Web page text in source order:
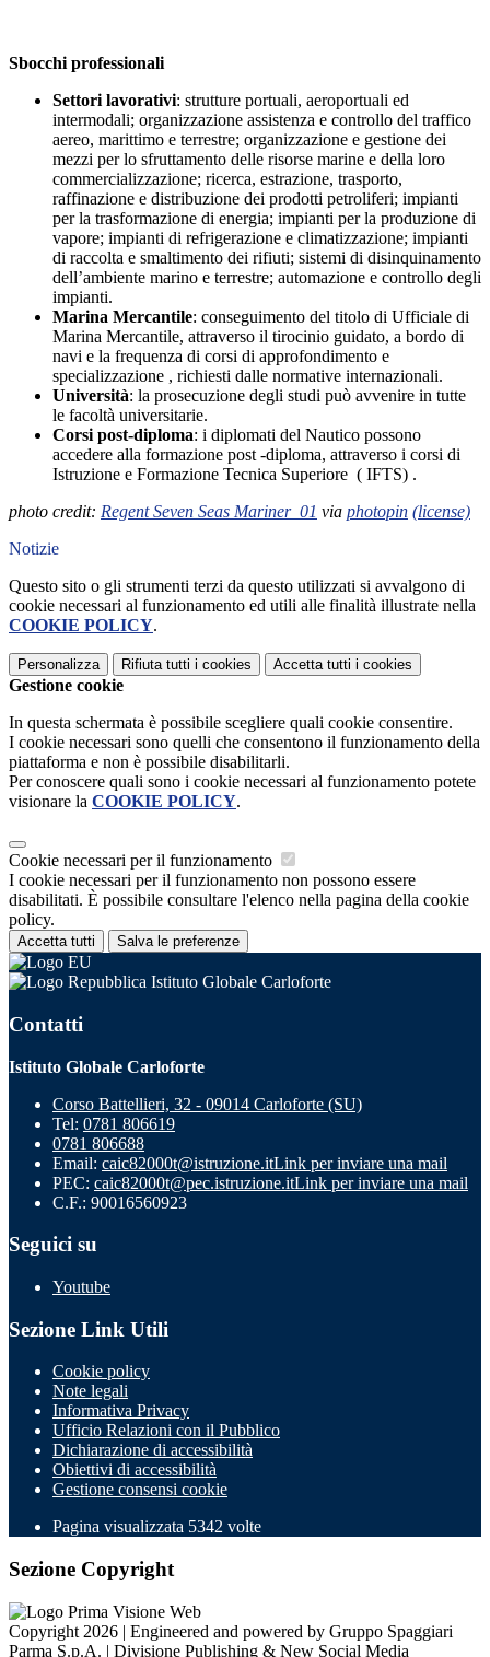
Sbocchi professionali
Settori lavorativi: strutture portuali, aeroportuali ed
intermodali; organizzazione assistenza e controllo del traffico
aereo, marittimo e terrestre; organizzazione e gestione dei
mezzi per lo sfruttamento delle risorse marine e della loro
commercializzazione; ricerca, estrazione, trasporto,
raffinazione e distribuzione dei prodotti petroliferi; impianti
per la trasformazione di energia; impianti per la produzione di
vapore; impianti di refrigerazione e climatizzazione; impianti
di raccolta e smaltimento dei rifiuti; sistemi di disinquinamento
dell’ambiente marino e terrestre; automazione e controllo degli
impianti.
Marina Mercantile: conseguimento del titolo di Ufficiale di
Marina Mercantile, attraverso il tirocinio guidato, a bordo di
navi e la frequenza di corsi di approfondimento e
specializzazione , richiesti dalle normative internazionali.
Università: la prosecuzione degli studi può avvenire in tutte
le facoltà universitarie.
Corsi post-diploma: i diplomati del Nautico possono
accedere alla formazione post -diploma, attraverso i corsi di
Istruzione e Formazione Tecnica Superiore ( IFTS) .
photo credit: Regent Seven Seas Mariner_01 via photopin (license)
Notizie
Questo sito o gli strumenti terzi da questo utilizzati si avvalgono di
cookie necessari al funzionamento ed utili alle finalità illustrate nella
COOKIE POLICY.
Personalizza Rifiuta tutti i cookies Accetta tutti i cookies
Gestione cookie
In questa schermata è possibile scegliere quali cookie consentire.
I cookie necessari sono quelli che consentono il funzionamento della
piattaforma e non è possibile disabilitarli.
Per conoscere quali sono i cookie necessari al funzionamento potete
visionare la COOKIE POLICY.
Cookie necessari per il funzionamento
I cookie necessari per il funzionamento non possono essere
disabilitati. È possibile consultare l'elenco nella pagina della cookie
policy.
Accetta tutti Salva le preferenze
Istituto Globale Carloforte
Contatti
Istituto Globale Carloforte
Corso Battellieri, 32 - 09014 Carloforte (SU)
Tel: 0781 806619
0781 806688
Email: caic82000t@istruzione.itLink per inviare una mail
PEC: caic82000t@pec.istruzione.itLink per inviare una mail
C.F.: 90016560923
Seguici su
Youtube
Sezione Link Utili
Cookie policy
Note legali
Informativa Privacy
Ufficio Relazioni con il Pubblico
Dichiarazione di accessibilità
Obiettivi di accessibilità
Gestione consensi cookie
Pagina visualizzata 5342 volte
Sezione Copyright
Copyright 2026 | Engineered and powered by Gruppo Spaggiari
Parma S.p.A. | Divisione Publishing & New Social Media